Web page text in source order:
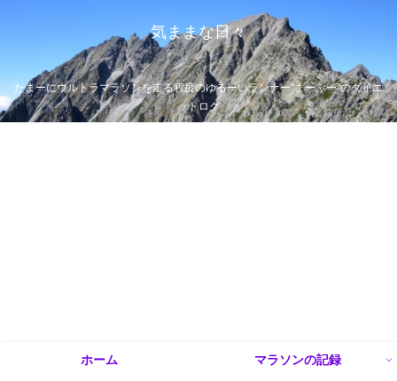
気ままな日々
たまーにウルトラマラソンを走る程度のゆるーいランナー”まーぶー”のダイエ
ットログ
ホーム マラソンの記録